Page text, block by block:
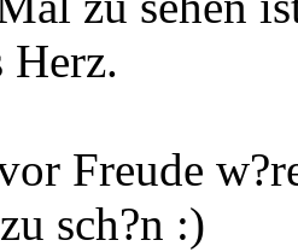
Herz.
Freude
sch?n :)